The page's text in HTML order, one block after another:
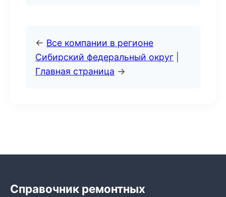
← Все компании в регионе
Сибирский федеральный округ
Главная страница →
Справочник ремонтных